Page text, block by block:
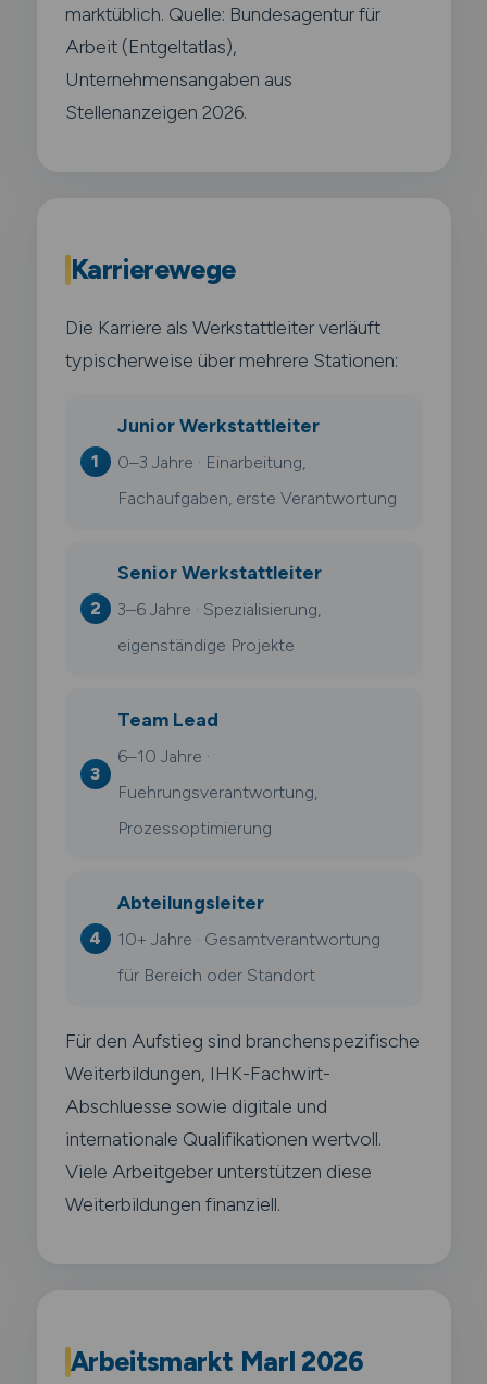
marktüblich. Quelle: Bundesagentur für
Arbeit (Entgeltatlas),
Unternehmensangaben aus
Stellenanzeigen 2026.
Karrierewege
Die Karriere als Werkstattleiter verläuft
typischerweise über mehrere Stationen:
Junior Werkstattleiter
0–3 Jahre · Einarbeitung,
Fachaufgaben, erste Verantwortung
Senior Werkstattleiter
3–6 Jahre · Spezialisierung,
eigenständige Projekte
Team Lead
6–10 Jahre ·
Fuehrungsverantwortung,
Prozessoptimierung
Abteilungsleiter
10+ Jahre · Gesamtverantwortung
für Bereich oder Standort
Für den Aufstieg sind branchenspezifische
Weiterbildungen, IHK-Fachwirt-
Abschluesse sowie digitale und
internationale Qualifikationen wertvoll.
Viele Arbeitgeber unterstützen diese
Weiterbildungen finanziell.
Arbeitsmarkt Marl 2026